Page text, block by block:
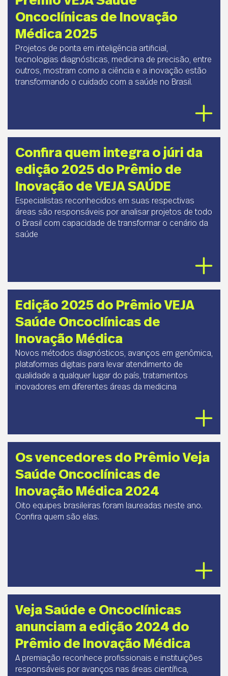
Oncoclínicas de Inovação
Médica 2025
Projetos de ponta em inteligência artificial,
tecnologias diagnósticas, medicina de precisão, entre
outros, mostram como a ciência e a inovação estão
transformando o cuidado com a saúde no Brasil.
Confira quem integra o júri da
edição 2025 do Prêmio de
Inovação de VEJA SAÚDE
Especialistas reconhecidos em suas respectivas
áreas são responsáveis por analisar projetos de todo
o Brasil com capacidade de transformar o cenário da
saúde
Edição 2025 do Prêmio VEJA
Saúde Oncoclínicas de
Inovação Médica
Novos métodos diagnósticos, avanços em genômica,
plataformas digitais para levar atendimento de
qualidade a qualquer lugar do país, tratamentos
inovadores em diferentes áreas da medicina
Os vencedores do Prêmio Veja
Saúde Oncoclínicas de
Inovação Médica 2024
Oito equipes brasileiras foram laureadas neste ano.
Confira quem são elas.
Veja Saúde e Oncoclínicas
anunciam a edição 2024 do
Prêmio de Inovação Médica
A premiação reconhece profissionais e instituições
responsáveis por avanços nas áreas científica,